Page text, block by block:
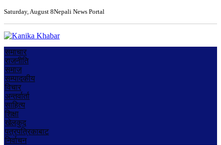
Saturday, August 8Nepali News Portal
समाचार
राजनीति
समाज
सम्पादकीय
विचार
अन्तर्वार्ता
साहित्य
शिक्षा
खेलकुद
पत्रपत्रिकाबाट
निर्वाचन